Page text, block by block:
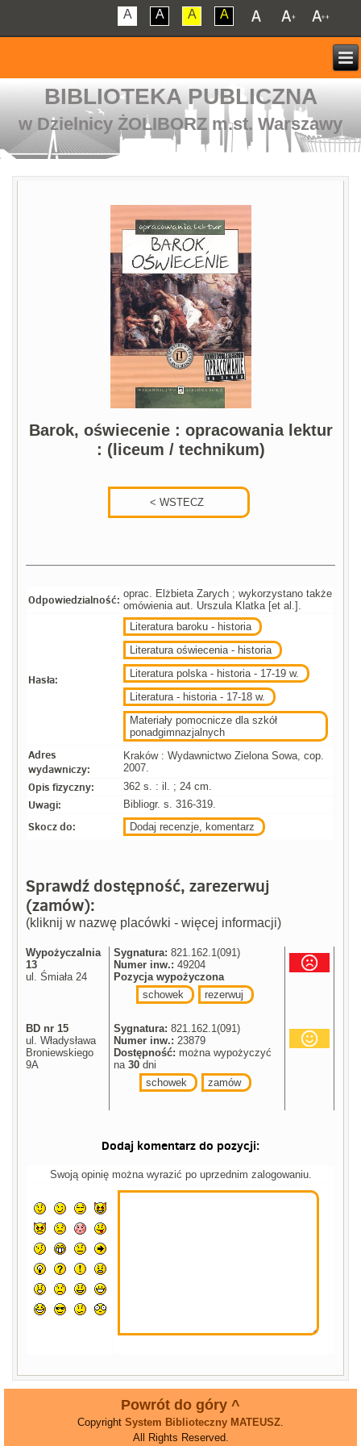
A A A A
BIBLIOTEKA PUBLICZNA
w Dzielnicy ŻOLIBORZ m.st. Warszawy
Barok, oświecenie : opracowania lektur
: (liceum / technikum)
Odpowiedzialność: oprac. Elżbieta Zarych ; wykorzystano także
omówienia aut. Urszula Klatka [et al.].
Hasła:
Literatura baroku - historia
Literatura oświecenia - historia
Literatura polska - historia - 17-19 w.
Literatura - historia - 17-18 w.
Materiały pomocnicze dla szkół
ponadgimnazjalnych
Adres
wydawniczy:
Kraków : Wydawnictwo Zielona Sowa, cop.
2007.
Opis fizyczny: 362 s. : il. ; 24 cm.
Uwagi: Bibliogr. s. 316-319.
Skocz do: Dodaj recenzje, komentarz
Sprawdź dostępność, zarezerwuj
(zamów):
(kliknij w nazwę placówki - więcej informacji)
Wypożyczalnia
13
ul. Śmiała 24
Sygnatura: 821.162.1(091)
Numer inw.: 49204
Pozycja wypożyczona
schowek
rezerwuj
BD nr 15
ul. Władysława
Broniewskiego
9A
Sygnatura: 821.162.1(091)
Numer inw.: 23879
Dostępność: można wypożyczyć
na30 dni
schowek
zamów
Dodaj komentarz do pozycji:
Swoją opinię można wyrazić po uprzednim zalogowaniu.
Powrót do góry ^
Copyright System Biblioteczny MATEUSZ
All Rights Reserved.